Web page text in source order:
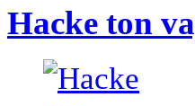
Hacke ton